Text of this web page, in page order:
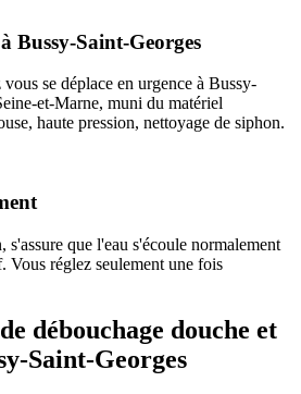
Bussy-Saint-Georges
se déplace en urgence à Bussy-
et-Marne, muni du matériel
haute pression, nettoyage de siphon.
s'assure que l'eau s'écoule normalement
Vous réglez seulement une fois
débouchage douche et
Saint-Georges